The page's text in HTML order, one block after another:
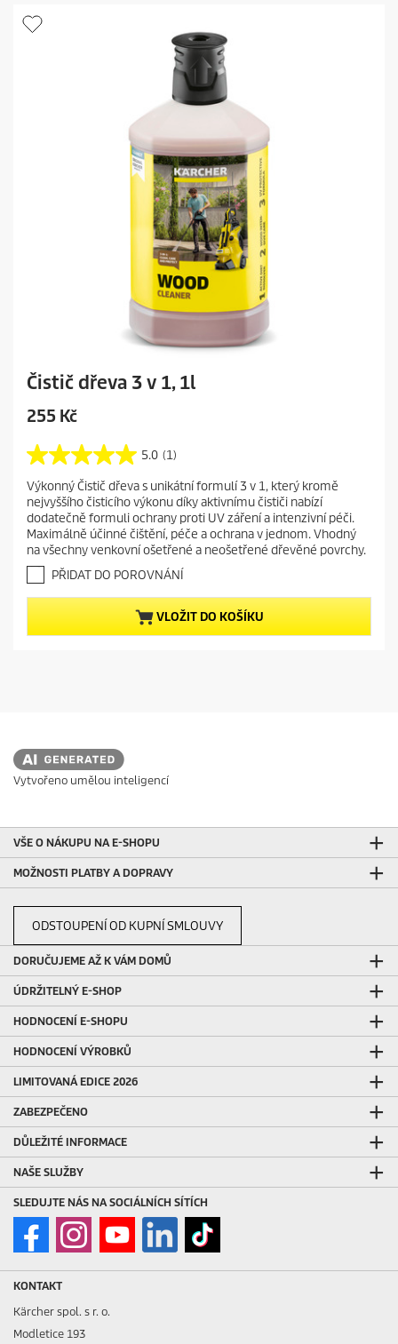
t
p
k
.
Čistič dřeva 3 v 1, 1l
C
r
e
n
t
p
r
d
u
c
e
255 Kč
5.0 (1)
5
.
0
z
5
h
v
d
i
č
c
e
n
Výkonný Čistič dřeva s unikátní formulí 3 v 1, který kromě
nejvyššího čisticího výkonu díky aktivnímu čističi nabízí
dodatečně formuli ochrany proti UV záření a intenzivní péči.
Maximálně účinné čištění, péče a ochrana v jednom. Vhodný
na všechny venkovní ošetřené a neošetřené dřevěné povrchy.
PŘIDAT DO POROVNÁNÍ
VLOŽIT DO KOŠÍKU
Vytvořeno umělou inteligencí
VŠE O NÁKUPU NA E-SHOPU
MOŽNOSTI PLATBY A DOPRAVY
ODSTOUPENÍ OD KUPNÍ SMLOUVY
DORUČUJEME AŽ K VÁM DOMŮ
ÚDRŽITELNÝ E-SHOP
HODNOCENÍ E-SHOPU
HODNOCENÍ VÝROBKŮ
LIMITOVANÁ EDICE 2026
ZABEZPEČENO
DŮLEŽITÉ INFORMACE
NAŠE SLUŽBY
SLEDUJTE NÁS NA SOCIÁLNÍCH SÍTÍCH
KONTAKT
Kärcher spol. s r. o.
Modletice 193